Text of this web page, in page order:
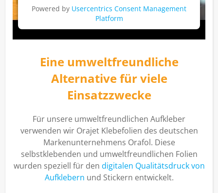
Eine umweltfreundliche
Alternative für viele
Einsatzzwecke
Für unsere umweltfreundlichen Aufkleber
verwenden wir Orajet Klebefolien des deutschen
Markenunternehmens Orafol. Diese
selbstklebenden und umweltfreundlichen Folien
wurden speziell für den digitalen Qualitätsdruck von
Aufklebern und Stickern entwickelt.
Powered by Usercentrics Consent Management
Platform